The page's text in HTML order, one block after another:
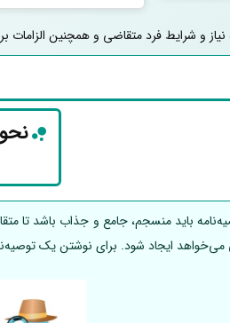
و شرایط فرد متقاضی و همچنین الزامات
باید منسجم، جامع و جذاب باشد تا
ایجاد شود. برای نوشتن یک